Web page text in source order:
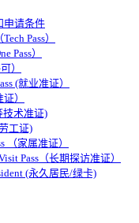
申请条件
Pass）
Pass）
）
(就业准证）
）
技术准证)
工证)
（家属准证）
Pass（长期探访准证）
(永久居民/绿卡)